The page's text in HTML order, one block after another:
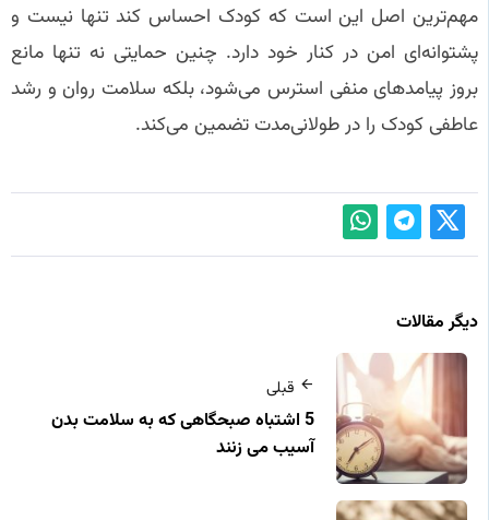
مهم‌ترین اصل این است که کودک احساس کند تنها نیست و
پشتوانه‌ای امن در کنار خود دارد. چنین حمایتی نه تنها مانع
بروز پیامدهای منفی استرس می‌شود، بلکه سلامت روان و رشد
عاطفی کودک را در طولانی‌مدت تضمین می‌کند.
دیگر مقالات
قبلی
5 اشتباه صبحگاهی که به سلامت بدن
آسیب می زنند